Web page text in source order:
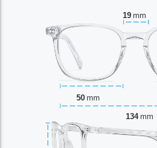
19 mm
50 mm
134 mm